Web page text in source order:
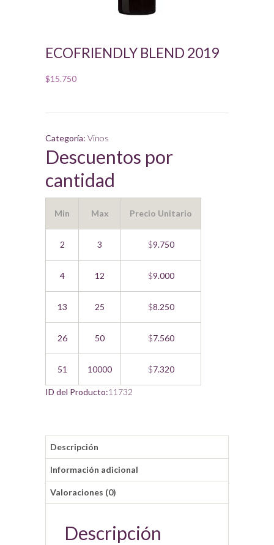
ECOFRIENDLY BLEND 2019
$15.750
Categoría: Vinos
Descuentos por
cantidad
Min Max Precio Unitario
2 3 $9.750
4 12 $9.000
13 25 $8.250
26 50 $7.560
51 10000 $7.320
ID del Producto:11732
Descripción
Información adicional
Valoraciones (0)
Descripción